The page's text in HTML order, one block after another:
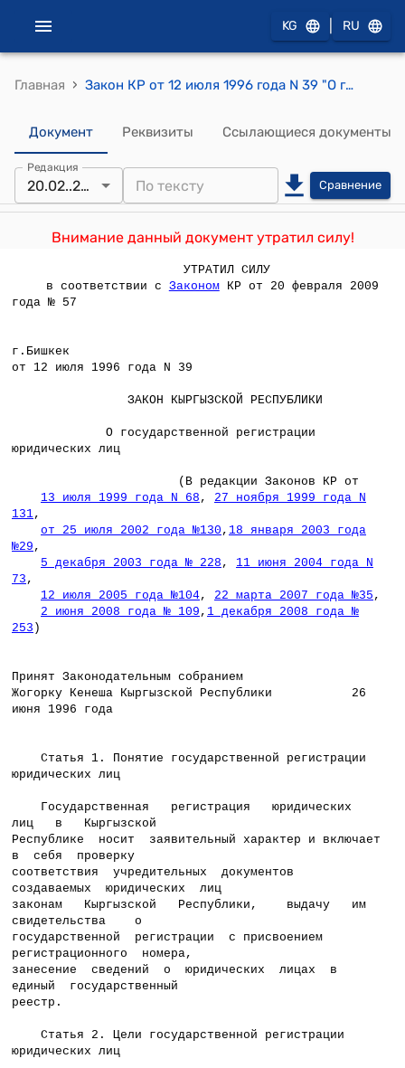
KG RU
Главная › Закон КР от 12 июля 1996 года N 39 "О государственной регистрации юридических лиц"
Документ Реквизиты Ссылающиеся документы
Редакция
20.02..2009 Сравнение
Внимание данный документ утратил силу!